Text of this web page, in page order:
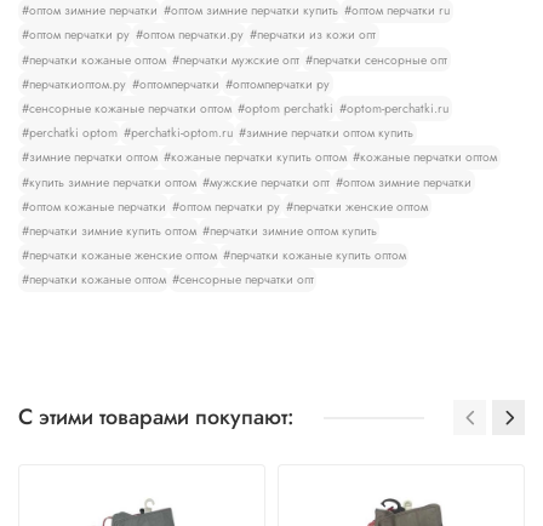
#оптом зимние перчатки #оптом зимние перчатки купить #оптом перчатки ru
#оптом перчатки ру #оптом перчатки.ру #перчатки из кожи опт
#перчатки кожаные оптом #перчатки мужские опт #перчатки сенсорные опт
#перчаткиоптом.ру #оптомперчатки #оптомперчатки ру
#сенсорные кожаные перчатки оптом #optom perchatki #optom-perchatki.ru
#perchatki optom #perchatki-optom.ru #зимние перчатки оптом купить
#зимние перчатки оптом #кожаные перчатки купить оптом #кожаные перчатки оптом
#купить зимние перчатки оптом #мужские перчатки опт #оптом зимние перчатки
#оптом кожаные перчатки #оптом перчатки ру #перчатки женские оптом
#перчатки зимние купить оптом #перчатки зимние оптом купить
#перчатки кожаные женские оптом #перчатки кожаные купить оптом
#перчатки кожаные оптом #сенсорные перчатки опт
С этими товарами покупают: